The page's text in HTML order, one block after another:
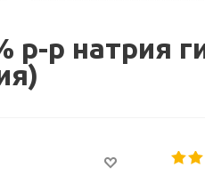
р-р натрия